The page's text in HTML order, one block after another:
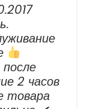
2 часов
товара